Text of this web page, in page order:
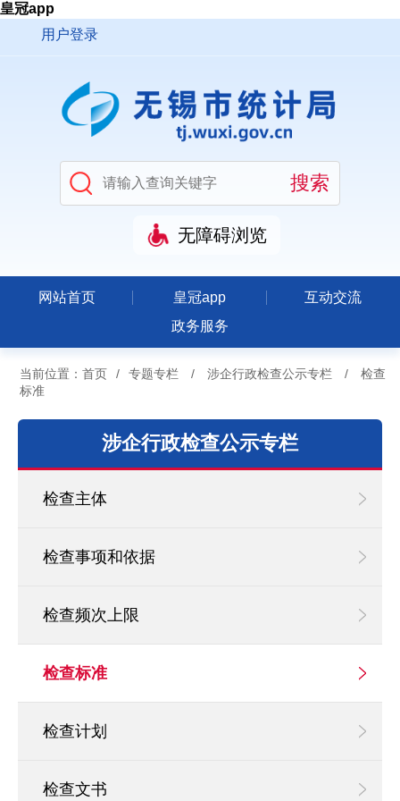
皇冠app
用户登录
无障碍浏览
网站首页 皇冠app
互动交流
政务服务
当前位置： 首页 / 专题专栏 / 涉企行政检查公示专栏 /
检查
标准
涉企行政检查公示专栏
检查主体
检查事项和依据
检查频次上限
检查标准
检查计划
检查文书